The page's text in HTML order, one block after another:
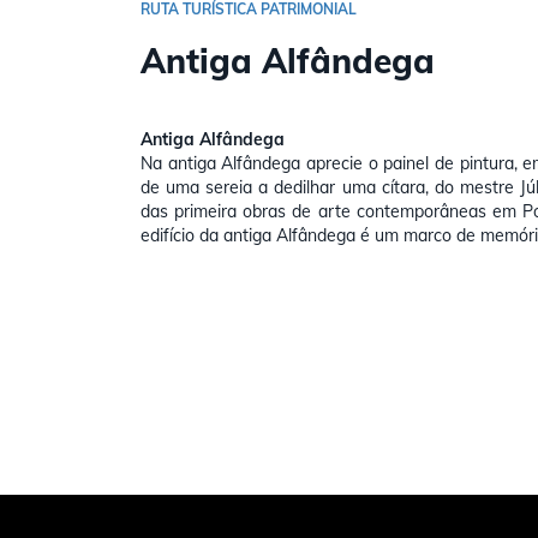
RUTA TURÍSTICA PATRIMONIAL
Antiga Alfândega
Antiga Alfândega
Na antiga Alfândega aprecie o painel de pintura,
de uma sereia a dedilhar uma cítara, do mestre
das primeira obras de arte contemporâneas em
edifício da antiga Alfândega é um marco de